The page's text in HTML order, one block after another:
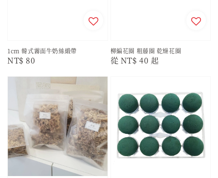
1cm 韓式霧面牛奶絲緞帶
Regular
NT$ 80
柳編花圈 粗藤圈 乾燥花圈
Regular
從 NT$ 40 起